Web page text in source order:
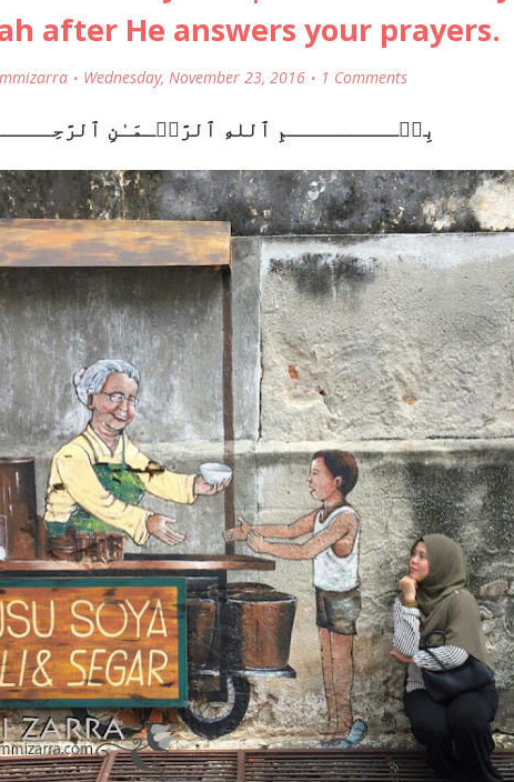
after He answers your prayers.
Wednesday, November 23, 2016 1 Comments
بِسۡـــــــــمِ ٱللهِ ٱلرَّحۡـمَـٰنِ